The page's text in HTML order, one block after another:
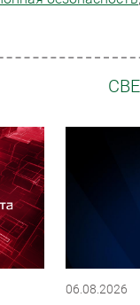
06.08.2026